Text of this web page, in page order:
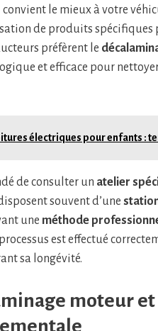
le mieux à votre
de produits spécifiques
préfèrent le
et efficace pour
électriques pour enfants :
de consulter un atelier
souvent d’une
une méthode
est effectué
sa longévité.
moteur